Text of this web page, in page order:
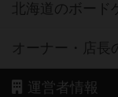
北海道のボード
オーナー・店長
運営者情報